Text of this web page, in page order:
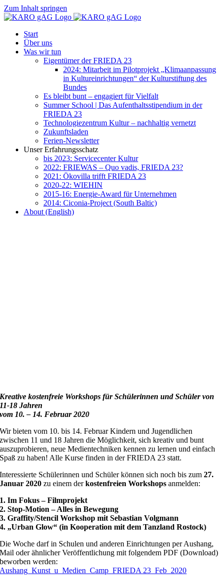
Zum Inhalt springen
Start
Über uns
Was wir tun
Eigentümer der FRIEDA 23
2024: Mitarbeit im Pilotprojekt „Klimaanpassung
in Kultureinrichtungen“ der Kulturstiftung des
Bundes
Es bleibt bunt – engagiert für Vielfalt
Summer School | Das Aufenthaltsstipendium in der
FRIEDA 23
Technologiezentrum Kultur – nachhaltig vernetzt
Zukunftsladen
Ferien-Newsletter
Unser Erfahrungsschatz
bis 2023: Servicecenter Kultur
2022: FRIEWAS – Quo vadis, FRIEDA 23?
2021: Ökovilla trifft FRIEDA 23
2020-22: WIEHIN
2015-16: Energie-Award für Unternehmen
2014: Ciconia-Project (South Baltic)
About (English)
Kreative kostenfreie Workshops für Schülerinnen und Schüler von
11-18 Jahren
vom 10. – 14. Februar 2020
Wir bieten vom 10. bis 14. Februar Kindern und Jugendlichen
zwischen 11 und 18 Jahren die Möglichkeit, sich kreativ und bunt
auszuprobieren, neue Medientechniken kennen zu lernen und einfach
Spaß zu haben! Alle Kurse finden in der FRIEDA 23 statt.
Interessierte Schülerinnen und Schüler können sich noch bis zum27.
Januar 2020 zu einem derkostenfreien Workshops anmelden:
1. Im Fokus – Filmprojekt
2. Stop-Motion – Alles in Bewegung
3. Graffity/Stencil Workshop mit Sebastian Volgmann
4. „Urban Glow“ (in Kooperation mit dem Tanzland Rostock)
Die Woche darf in Schulen und anderen Einrichtungen per Aushang,
Mail oder ähnlicher Veröffentlichung mit folgendem PDF (Download)
beworben werden:
Aushang_Kunst_u_Medien_Camp_FRIEDA 23_Feb_2020